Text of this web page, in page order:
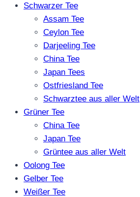
Schwarzer Tee
Assam Tee
Ceylon Tee
Darjeeling Tee
China Tee
Japan Tees
Ostfriesland Tee
Schwarztee aus aller Welt
Grüner Tee
China Tee
Japan Tee
Grüntee aus aller Welt
Oolong Tee
Gelber Tee
Weißer Tee